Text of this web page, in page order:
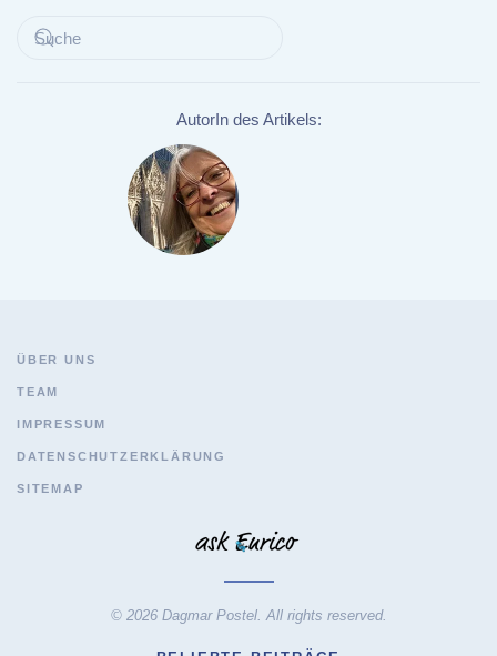
AutorIn des Artikels:
ÜBER UNS
TEAM
IMPRESSUM
DATENSCHUTZERKLÄRUNG
SITEMAP
© 2026 Dagmar Postel. All rights reserved.